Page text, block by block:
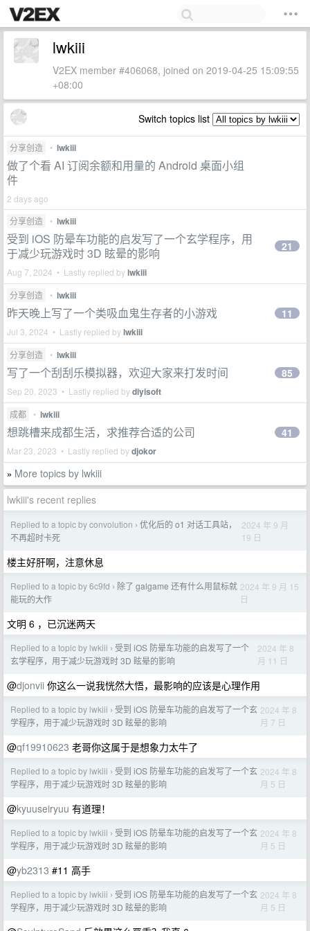
lwkiii
V2EX member #406068, joined on 2019-04-25 15:09:55
+08:00
Switch topics list
分享创造 • lwkiii
做了个看 AI 订阅余额和用量的 Android 桌面小组
件
2 days ago
分享创造
• lwkiii
受到 iOS 防晕车功能的启发写了一个玄学程序，用
于减少玩游戏时 3D 眩晕的影响
Aug 7, 2024 • Lastly replied bylwkiii
21
分享创造 • lwkiii
昨天晚上写了一个类吸血鬼生存者的小游戏
Jul 3, 2024 • Lastly replied bylwkiii
11
分享创造 • lwkiii
写了一个刮刮乐模拟器，欢迎大家来打发时间
Sep 20, 2023 • Lastly replied bydiyisoft
85
成都 • lwkiii
想跳槽来成都生活，求推荐合适的公司
Mar 23, 2023 • Lastly replied bydjokor
41
» More topics by lwkiii
lwkiii's recent replies
Replied to a topic by convolution › 优化后的 o1 对话工具站，
不再超时卡死
2024 年 9 月
19 日
楼主好肝啊，注意休息
Replied to a topic by 6c9fd › 除了 galgame 还有什么用鼠标就
能玩的大作
2024 年 9 月 15
日
文明 6 ，已沉迷两天
Replied to a topic by lwkiii › 受到 iOS 防晕车功能的启发写了一个
玄学程序，用于减少玩游戏时 3D 眩晕的影响
2024 年 8
月 11 日
@djonvii 你这么一说我恍然大悟，最影响的应该是心理作用
Replied to a topic by lwkiii › 受到 iOS 防晕车功能的启发写了一个玄
学程序，用于减少玩游戏时 3D 眩晕的影响
2024 年 8
月 7 日
@qf19910623 老哥你这属于是想象力太牛了
Replied to a topic by lwkiii › 受到 iOS 防晕车功能的启发写了一个玄
学程序，用于减少玩游戏时 3D 眩晕的影响
2024 年 8
月 5 日
@kyuuseiryuu 有道理！
Replied to a topic by lwkiii › 受到 iOS 防晕车功能的启发写了一个玄
学程序，用于减少玩游戏时 3D 眩晕的影响
2024 年 8
月 5 日
@yb2313 #11 高手
Replied to a topic by lwkiii › 受到 iOS 防晕车功能的启发写了一个玄
学程序，用于减少玩游戏时 3D 眩晕的影响
2024 年 8
月 5 日